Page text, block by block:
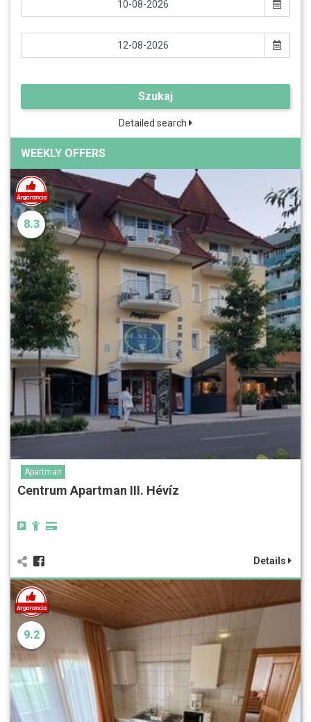
Szukaj
Detailed search
WEEKLY OFFERS
8.3
Apartman
Centrum Apartman III. Hévíz
Details
9.2